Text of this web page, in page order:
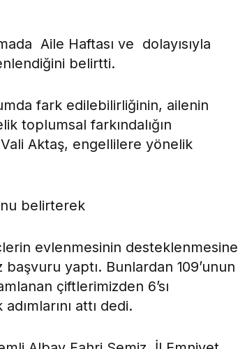
Aile Haftası ve dolayısıyla
belirtti.
fark edilebilirliğinin, ailenin
toplumsal farkındalığın
Vali Aktaş, engellilere yönelik
belirterek
evlenmesinin desteklenmesine
yaptı. Bunlardan 109’unun
çiftlerimizden 6’sı
attı dedi.